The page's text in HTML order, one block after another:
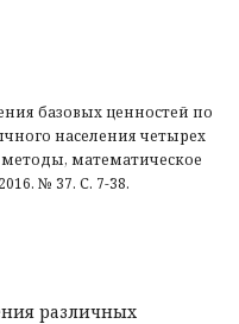
базовых ценностей по
населения четырех
математическое
№ 37. С. 7-38.
различных